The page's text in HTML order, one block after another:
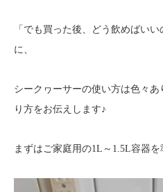
「でも買った後、どう飲めばい
に、
シークヮーサーの使い方は色々
り方をお伝えします♪
まずはご家庭用の1L～1.5L容器を